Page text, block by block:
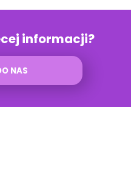
informacji?
NAS